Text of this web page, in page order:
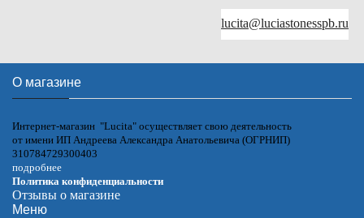
lucita@luciastonesspb.ru
О магазине
Интернет-магазин "Lucita" осуществляет свою деятельность
от имени ИП Андреева Александра Анатольевича (ОГРНИП)
310784729300403
подробнее
Политика конфиденциальности
Отзывы о магазине
Меню